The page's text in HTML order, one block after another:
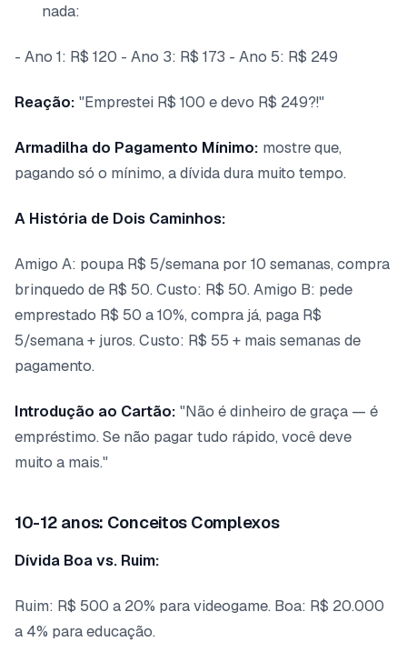
nada:
- Ano 1: R$ 120 - Ano 3: R$ 173 - Ano 5: R$ 249
Reação: "Emprestei R$ 100 e devo R$ 249?!"
Armadilha do Pagamento Mínimo: mostre que,
pagando só o mínimo, a dívida dura muito tempo.
A História de Dois Caminhos:
Amigo A: poupa R$ 5/semana por 10 semanas, compra
brinquedo de R$ 50. Custo: R$ 50. Amigo B: pede
emprestado R$ 50 a 10%, compra já, paga R$
5/semana + juros. Custo: R$ 55 + mais semanas de
pagamento.
Introdução ao Cartão: "Não é dinheiro de graça — é
empréstimo. Se não pagar tudo rápido, você deve
muito a mais."
10-12 anos: Conceitos Complexos
Dívida Boa vs. Ruim:
Ruim: R$ 500 a 20% para videogame. Boa: R$ 20.000
a 4% para educação.